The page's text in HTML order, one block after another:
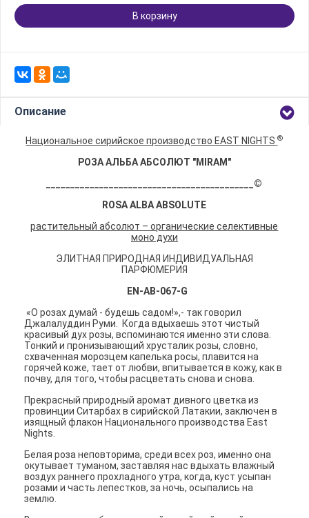
В корзину
Описание
Национальное сирийское производство EAST NIGHTS ®
РОЗА АЛЬБААБСОЛЮТ "MIRAM "
___________________________________________©
ROSAALBAABSOLUTE
растительный абсолют – органические селективные
моно духи
ЭЛИТНАЯ ПРИРОДНАЯ ИНДИВИДУАЛЬНАЯ
ПАРФЮМЕРИЯ
EN-AB-067-G
«О розах думай - будешь садом!»,- так говорил
Джалалуддин Руми. Когда вдыхаешь этот чистый
красивый дух розы, вспоминаются именно эти слова.
Тонкий и пронизывающий хрусталик розы, словно,
схваченная морозцем капелька росы, плавится на
горячей коже, тает от любви, впитывается в кожу, как в
почву, для того, чтобы расцветать снова и снова.
Прекрасный природный аромат дивного цветка из
провинции Ситарбах в сирийской Латакии, заключен в
изящный флакон Национального производства East
Nights.
Белая роза неповторима, среди всех роз, именно она
окутывает туманом, заставляя нас вдыхать влажный
воздух раннего прохладного утра, когда, куст усыпан
розами и часть лепестков, за ночь, осыпались на
землю.